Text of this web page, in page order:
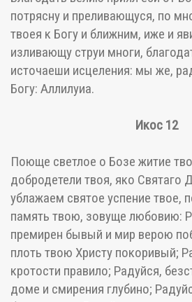
потрясну и преливающуся, по
твоея к Богу и ближним, иже и
изливающу струи многи,
источаеши исцеления: мы же,
Богу: Аллилуиа.
Икос 12
Поюще светлое о Бозе житие
добродетели твоя, яко Святаго
ублажаем святое успение твое,
память твою, зовуще любовию:
премирен бывый и мир верою
плоть твою Христу покоривый;
кротости правило; Радуйся,
доме и смирения глубино;